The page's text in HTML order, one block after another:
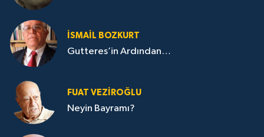
İSMAIL BOZKURT
Gutteres’in Ardından…
FUAT VEZIROĞLU
Neyin Bayramı?